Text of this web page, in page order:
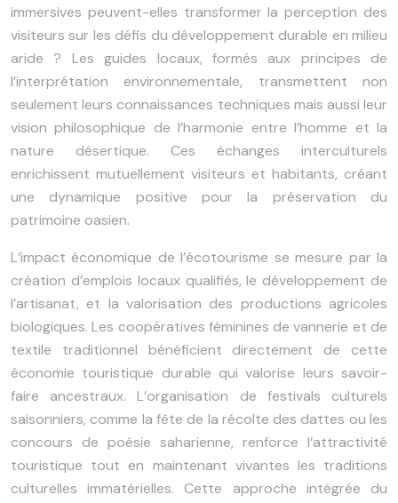
immersives peuvent-elles transformer la perception des
visiteurs sur les défis du développement durable en milieu
aride ? Les guides locaux, formés aux principes de
l’interprétation environnementale, transmettent non
seulement leurs connaissances techniques mais aussi leur
vision philosophique de l’harmonie entre l’homme et la
nature désertique. Ces échanges interculturels
enrichissent mutuellement visiteurs et habitants, créant
une dynamique positive pour la préservation du
patrimoine oasien.
L’impact économique de l’écotourisme se mesure par la
création d’emplois locaux qualifiés, le développement de
l’artisanat, et la valorisation des productions agricoles
biologiques. Les coopératives féminines de vannerie et de
textile traditionnel bénéficient directement de cette
économie touristique durable qui valorise leurs savoir-
faire ancestraux. L’organisation de festivals culturels
saisonniers, comme la fête de la récolte des dattes ou les
concours de poésie saharienne, renforce l’attractivité
touristique tout en maintenant vivantes les traditions
culturelles immatérielles. Cette approche intégrée du